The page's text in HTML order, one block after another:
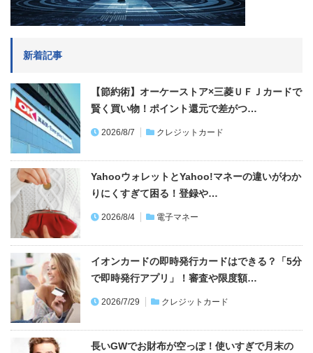
新着記事
【節約術】オーケーストア×三菱ＵＦＪカードで
賢く買い物！ポイント還元で差がつ…
2026/8/7 クレジットカード
YahooウォレットとYahoo!マネーの違いがわか
りにくすぎて困る！登録や…
2026/8/4 電子マネー
イオンカードの即時発行カードはできる？「5分
で即時発行アプリ」！審査や限度額…
2026/7/29 クレジットカード
長いGWでお財布が空っぽ！使いすぎで月末の